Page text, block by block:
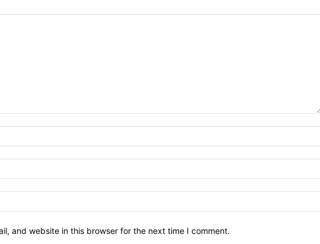
and website in this browser for the next time I comment.